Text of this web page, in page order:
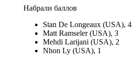
Набрали баллов
Stan De Longeaux (USA), 4
Matt Ramseler (USA), 3
Mehdi Larijani (USA), 2
Nhon Ly (USA), 1